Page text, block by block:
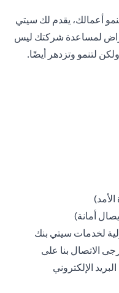
أعمالك، يقدم لك سيتي
لمساعدة شركتك ليس
لتنمو وتزدهر أيضًا.
أمانة)
لخدمات سيتي بنك
الاتصال بنا على
الإلكتروني